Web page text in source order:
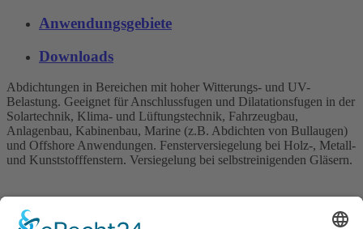
Anwendungsgebiete
Downloads
Abdichtungen in Bereichen mit hoher Witterungs- und UV-
Belastung. Geeignet für Anschlussfugen und Dilatationsfugen in der
Solartechnik, Klima- und Lüftungstechnik, Fahrzeugbau,
Anlagenbau, Kabinenbau, Marine (z.B. Abdichten von Bullaugen)
und Offshore Anwendungen. Fensterversiegelung bei Holz-, Metall-
und Kunststofffenstern. Versiegelung bei selbstreinigenden Gläsern.
Produktinformation Merbenit UV27